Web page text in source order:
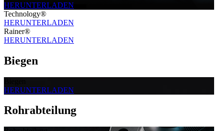
HERUNTERLADEN
Technology®
HERUNTERLADEN
Rainer®
HERUNTERLADEN
Biegen
HERUNTERLADEN
Rohrabteilung